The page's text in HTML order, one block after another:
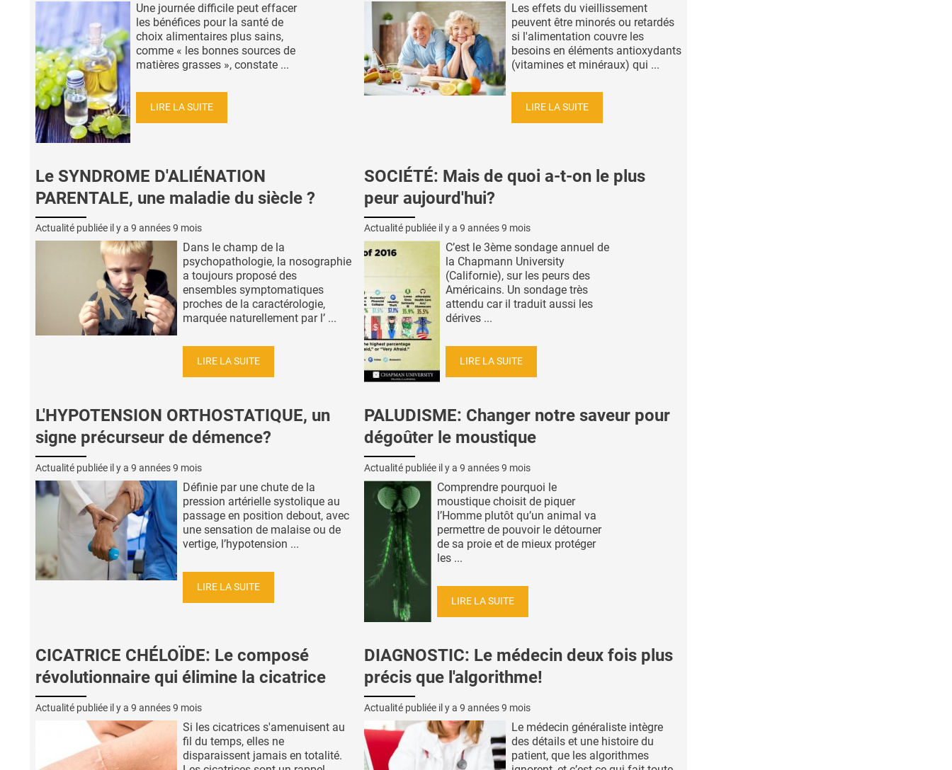
Une journée difficile peut effacer
les bénéfices pour la santé de
choix alimentaires plus sains,
comme « les bonnes sources de
matières grasses », constate ...
LIRE LA SUITE
Les effets du vieillissement
peuvent être minorés ou retardés
si l'alimentation couvre les
besoins en éléments antioxydants
(vitamines et minéraux) qui ...
LIRE LA SUITE
Le SYNDROME D'ALIÉNATION
PARENTALE, une maladie du siècle ?
Actualité publiée il y a 9 années 9 mois
Dans le champ de la
psychopathologie, la nosographie
a toujours proposé des
ensembles symptomatiques
proches de la caractérologie,
marquée naturellement par l’ ...
LIRE LA SUITE
SOCIÉTÉ: Mais de quoi a-t-on le plus
peur aujourd'hui?
Actualité publiée il y a 9 années 9 mois
C’est le 3ème sondage annuel de
la Chapmann University
(Californie), sur les peurs des
Américains. Un sondage très
attendu car il traduit aussi les
dérives ...
LIRE LA SUITE
L'HYPOTENSION ORTHOSTATIQUE, un
signe précurseur de démence?
Actualité publiée il y a 9 années 9 mois
Définie par une chute de la
pression artérielle systolique au
passage en position debout, avec
une sensation de malaise ou de
vertige, l’hypotension ...
LIRE LA SUITE
PALUDISME: Changer notre saveur pour
dégoûter le moustique
Actualité publiée il y a 9 années 9 mois
Comprendre pourquoi le
moustique choisit de piquer
l’Homme plutôt qu’un animal va
permettre de pouvoir le détourner
de sa proie et de mieux protéger
les ...
LIRE LA SUITE
CICATRICE CHÉLOÏDE: Le composé
révolutionnaire qui élimine la cicatrice
Actualité publiée il y a 9 années 9 mois
Si les cicatrices s'amenuisent au
fil du temps, elles ne
disparaissent jamais en totalité.
DIAGNOSTIC: Le médecin deux fois plus
précis que l'algorithme!
Actualité publiée il y a 9 années 9 mois
Le médecin généraliste intègre
des détails et une histoire du
patient, que les algorithmes